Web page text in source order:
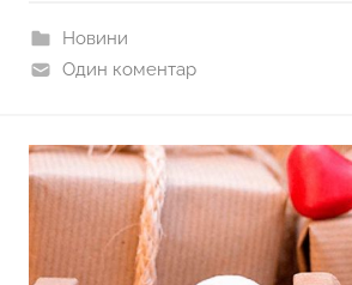
Новини
Один коментар